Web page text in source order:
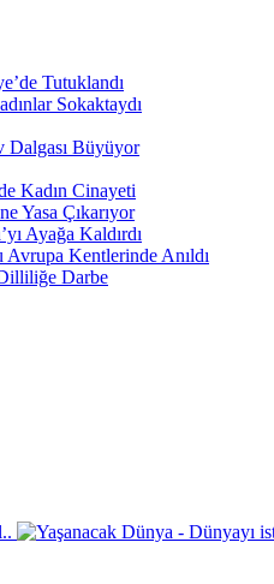
Tutuklandı
Sokaktaydı
Dalgası Büyüyor
Kadın Cinayeti
Yasa Çıkarıyor
Ayağa Kaldırdı
Avrupa Kentlerinde Anıldı
Darbe